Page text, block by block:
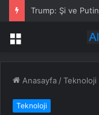
Trump: Şi ve Putin
Menü
Anasayfa /Teknoloji
Teknoloji